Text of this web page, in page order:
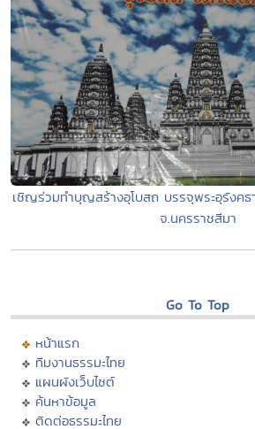
เชิญร่วมทำบุญสร้างอุโบสถ บรรจุพระอุรังค
จ.นครราชสีมา
Go To Top
หน้าแรก
ทีมงานธรรมะไทย
แผนผังเว็บไซต์
ค้นหาข้อมูล
ติดต่อธรรมะไทย